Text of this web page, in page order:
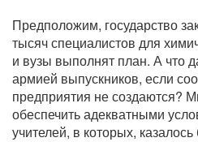
Предположим, государство
тысяч специалистов для
и вузы выполнят план. А что
армией выпускников, если
предприятия не создаются?
обеспечить адекватными
учителей, в которых,